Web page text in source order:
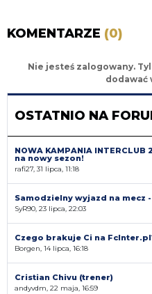
KOMENTARZE (0)
Nie jesteś zalogowany.
dodawać
OSTATNIO NA
NOWA KAMPANIA
na nowy sezon!
rafi27, 31 lipca, 11:18
Samodzielny wyjazd na mecz
SyR90, 23 lipca, 22:03
Czego brakuje Ci na
Borgen, 14 lipca, 16:18
Cristian Chivu (trener)
andyvdm, 22 maja, 16:59